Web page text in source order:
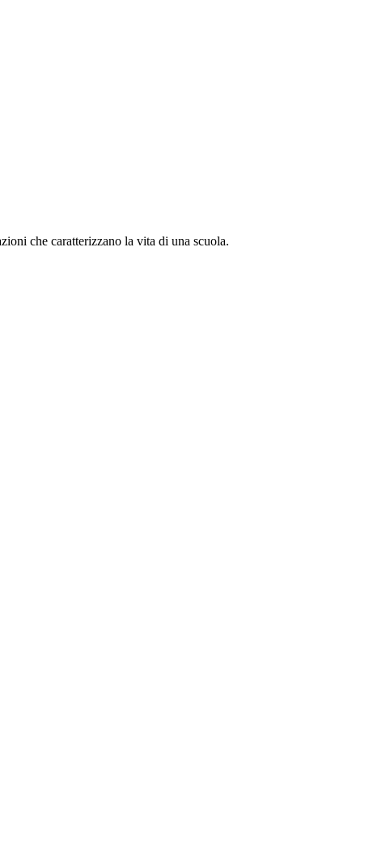
che caratterizzano la vita di una scuola.